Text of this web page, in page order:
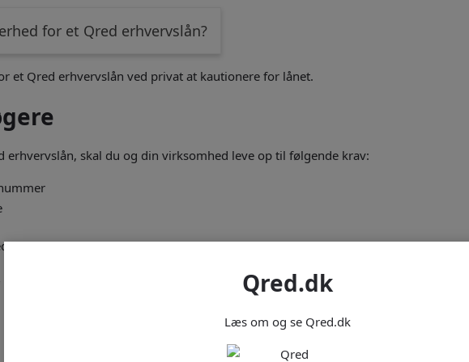
for et Qred erhvervslån?
et Qred erhvervslån ved privat at kautionere for lånet.
erhvervslån, skal du og din virksomhed leve op til følgende krav:
en kreditvurdering af dig og din virksomhed. Du skal acceptere at hæfte
Qred.dk Qred.dk
Læs om og se Qred.dk